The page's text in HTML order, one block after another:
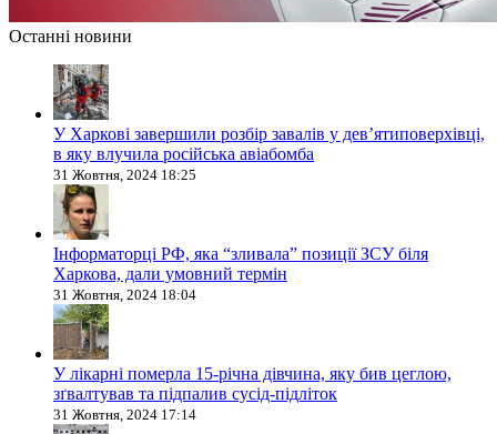
Останні новини
У Харкові завершили розбір завалів у дев’ятиповерхівці,
в яку влучила російська авіабомба
31 Жовтня, 2024 18:25
Інформаторці РФ, яка “зливала” позиції ЗСУ біля
Харкова, дали умовний термін
31 Жовтня, 2024 18:04
У лікарні померла 15-річна дівчина, яку бив цеглою,
зґвалтував та підпалив сусід-підліток
31 Жовтня, 2024 17:14